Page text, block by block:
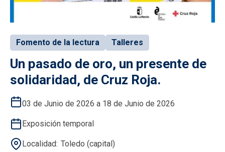
Fomento de la lectura Talleres
Un pasado de oro, un presente de
solidaridad, de Cruz Roja.
03 de Junio de 2026 a 18 de Junio de 2026
Exposición temporal
Localidad Toledo (capital)